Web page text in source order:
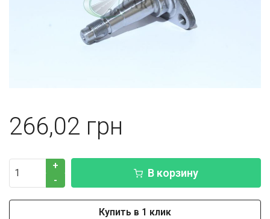
266,02
+
-
В корзину
Купить в 1 клик